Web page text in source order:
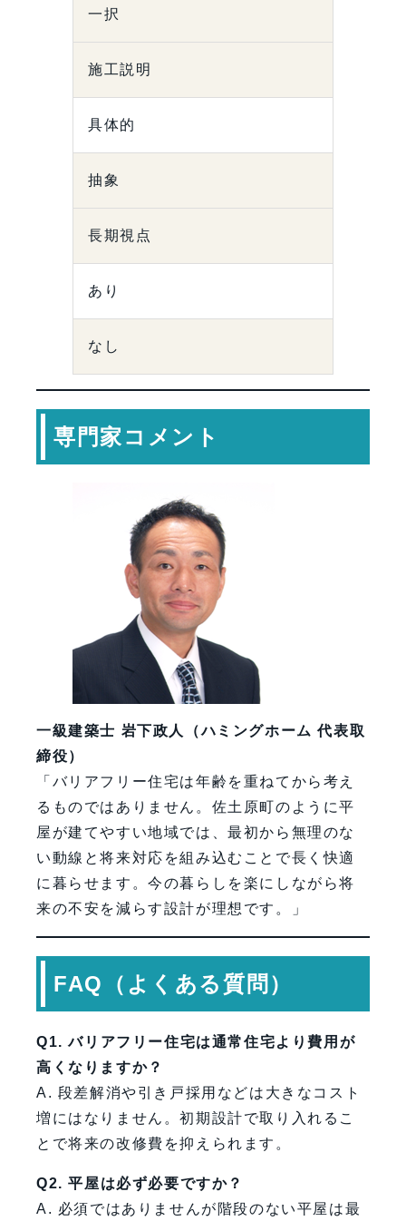
一択
施工説明
具体的
抽象
長期視点
あり
なし
専門家コメント
一級建築士 岩下政人（ハミングホーム 代表取
締役）
「バリアフリー住宅は年齢を重ねてから考え
るものではありません。佐土原町のように平
屋が建てやすい地域では、最初から無理のな
い動線と将来対応を組み込むことで長く快適
に暮らせます。今の暮らしを楽にしながら将
来の不安を減らす設計が理想です。」
FAQ（よくある質問）
Q1. バリアフリー住宅は通常住宅より費用が
高くなりますか？
A. 段差解消や引き戸採用などは大きなコスト
増にはなりません。初期設計で取り入れるこ
とで将来の改修費を抑えられます。
Q2. 平屋は必ず必要ですか？
A. 必須ではありませんが階段のない平屋は最